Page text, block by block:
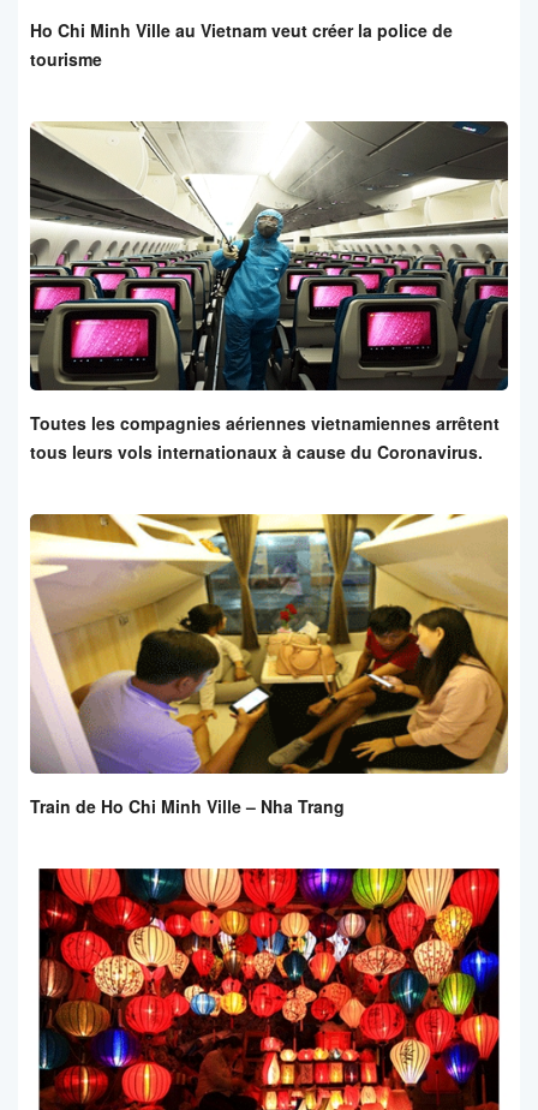
Ho Chi Minh Ville au Vietnam veut créer la police de
tourisme
Toutes les compagnies aériennes vietnamiennes arrêtent
tous leurs vols internationaux à cause du Coronavirus.
Train de Ho Chi Minh Ville – Nha Trang